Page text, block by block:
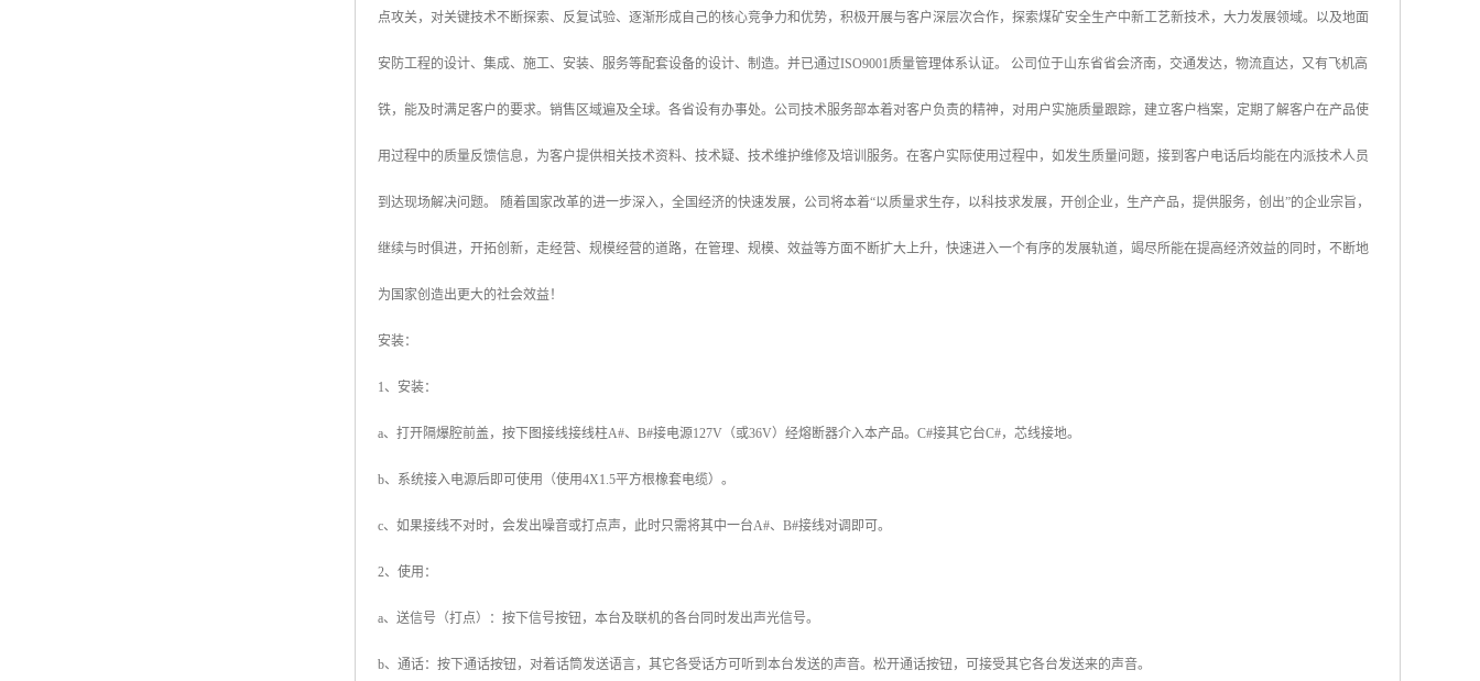
点攻关，对关键技术不断探索、反复试验、逐渐形成自己的核心竞争力和优势，积极开展与客户深层次合作，探索煤矿安全生产中新工艺新技术，大力发展领域。以及地面
安防工程的设计、集成、施工、安装、服务等配套设备的设计、制造。并已通过ISO9001质量管理体系认证。 公司位于山东省省会济南，交通发达，物流直达，又有飞机高
铁，能及时满足客户的要求。销售区域遍及全球。各省设有办事处。公司技术服务部本着对客户负责的精神，对用户实施质量跟踪，建立客户档案，定期了解客户在产品使
用过程中的质量反馈信息，为客户提供相关技术资料、技术疑、技术维护维修及培训服务。在客户实际使用过程中，如发生质量问题，接到客户电话后均能在内派技术人员
到达现场解决问题。 随着国家改革的进一步深入，全国经济的快速发展，公司将本着“以质量求生存，以科技求发展，开创企业，生产产品，提供服务，创出”的企业宗旨，
继续与时俱进，开拓创新，走经营、规模经营的道路，在管理、规模、效益等方面不断扩大上升，快速进入一个有序的发展轨道，竭尽所能在提高经济效益的同时，不断地
为国家创造出更大的社会效益！
安装：
1、安装：
a、打开隔爆腔前盖，按下图接线接线柱A#、B#接电源127V（或36V）经熔断器介入本产品。C#接其它台C#，芯线接地。
b、系统接入电源后即可使用（使用4X1.5平方根橡套电缆）。
c、如果接线不对时，会发出噪音或打点声，此时只需将其中一台A#、B#接线对调即可。
2、使用：
a、送信号（打点）：按下信号按钮，本台及联机的各台同时发出声光信号。
b、通话：按下通话按钮，对着话筒发送语言，其它各受话方可听到本台发送的声音。松开通话按钮，可接受其它各台发送来的声音。